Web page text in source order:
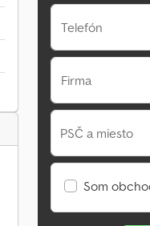
Telefón
Firma
PSČ a miesto
Som